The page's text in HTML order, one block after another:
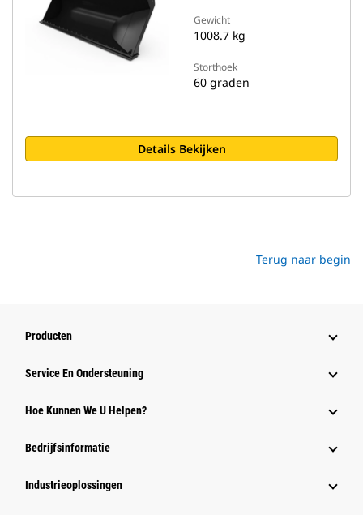
Gewicht
1008.7 kg
Storthoek
60 graden
Details Bekijken
Terug naar begin
Producten
Service En Ondersteuning
Hoe Kunnen We U Helpen?
Bedrijfsinformatie
Industrieoplossingen